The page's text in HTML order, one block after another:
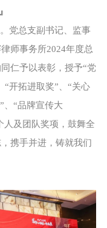
党总支副书记、监事
师事务所2024年度总
仁予以表彰，授予“党
“开拓进取奖”、“关心
、“品牌宣传大
人及团队奖项，鼓舞全
携手并进，铸就我们